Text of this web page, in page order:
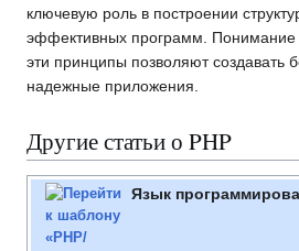
ключевую роль в построении
эффективных программ. Понимание
эти принципы позволяют создавать
надежные приложения.
Другие статьи о PHP
Язык